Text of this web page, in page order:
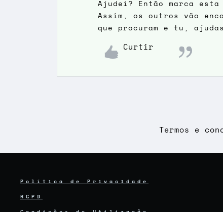
Ajudei? Então marca
Assim, os outros vão
que procuram e tu,
Curtir
Termos e
Política de Privacidade
RGPD